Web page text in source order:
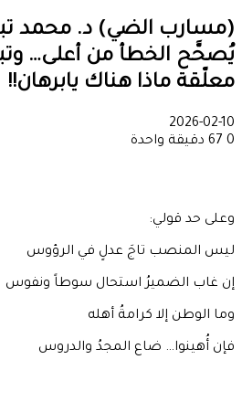
(مسارب الضي) د. محمد
يُصحَّح الخطأ من أعلى…
معلّقة ماذا هناك يابرهان!!
2026-02-10
0
دقيقة واحدة
وعلى حد قولي:
ليس المنصب تاجَ عدلٍ في الرؤوس
إن غاب الضميرُ استحال سوطاً ونفوس
وما الوطن إلا كرامةُ أهله
فإن أُهينوا… ضاع المجدُ والدروس